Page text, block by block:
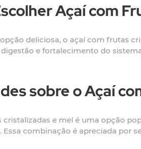
Açaí com
deliciosa, o açaí com frutas
e fortalecimento do
sobre o Açaí
e mel é uma opção
combinação é apreciada por